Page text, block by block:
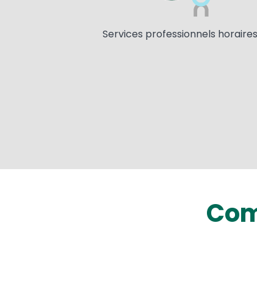
Services professionnels horaires